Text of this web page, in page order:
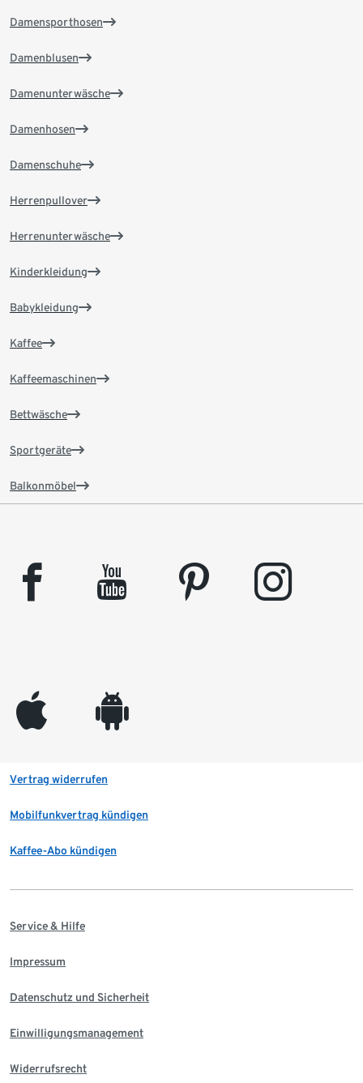
Damensporthosen
Damenblusen
Damenunterwäsche
Damenhosen
Damenschuhe
Herrenpullover
Herrenunterwäsche
Kinderkleidung
Babykleidung
Kaffee
Kaffeemaschinen
Bettwäsche
Sportgeräte
Balkonmöbel
facebook youtube pinterest instagram
appleinc android
Vertrag widerrufen
Mobilfunkvertrag kündigen
Kaffee-Abo kündigen
Service & Hilfe
Impressum
Datenschutz und Sicherheit
Einwilligungsmanagement
Widerrufsrecht